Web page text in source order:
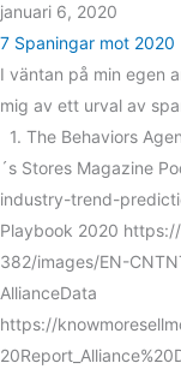
januari 6, 2020
7 Spaningar mot 2020
I väntan på min egen
mig av ett urval av
1. The Behaviors
´s Stores Magazine
industry-trend-
Playbook 2020
382/images/EN-
AllianceData
https://